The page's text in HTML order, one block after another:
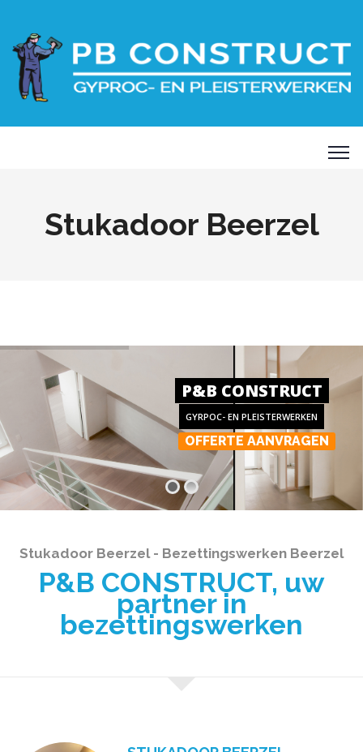
Stukadoor Beerzel
P&B CONSTRUCT
GYRPOC- EN PLEISTERWERKEN
OFFERTE AANVRAGEN
Stukadoor Beerzel - Bezettingswerken Beerzel
P&B CONSTRUCT, uw
partner in
bezettingswerken